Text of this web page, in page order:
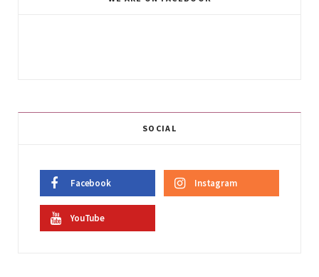
SOCIAL
Facebook Instagram
YouTube